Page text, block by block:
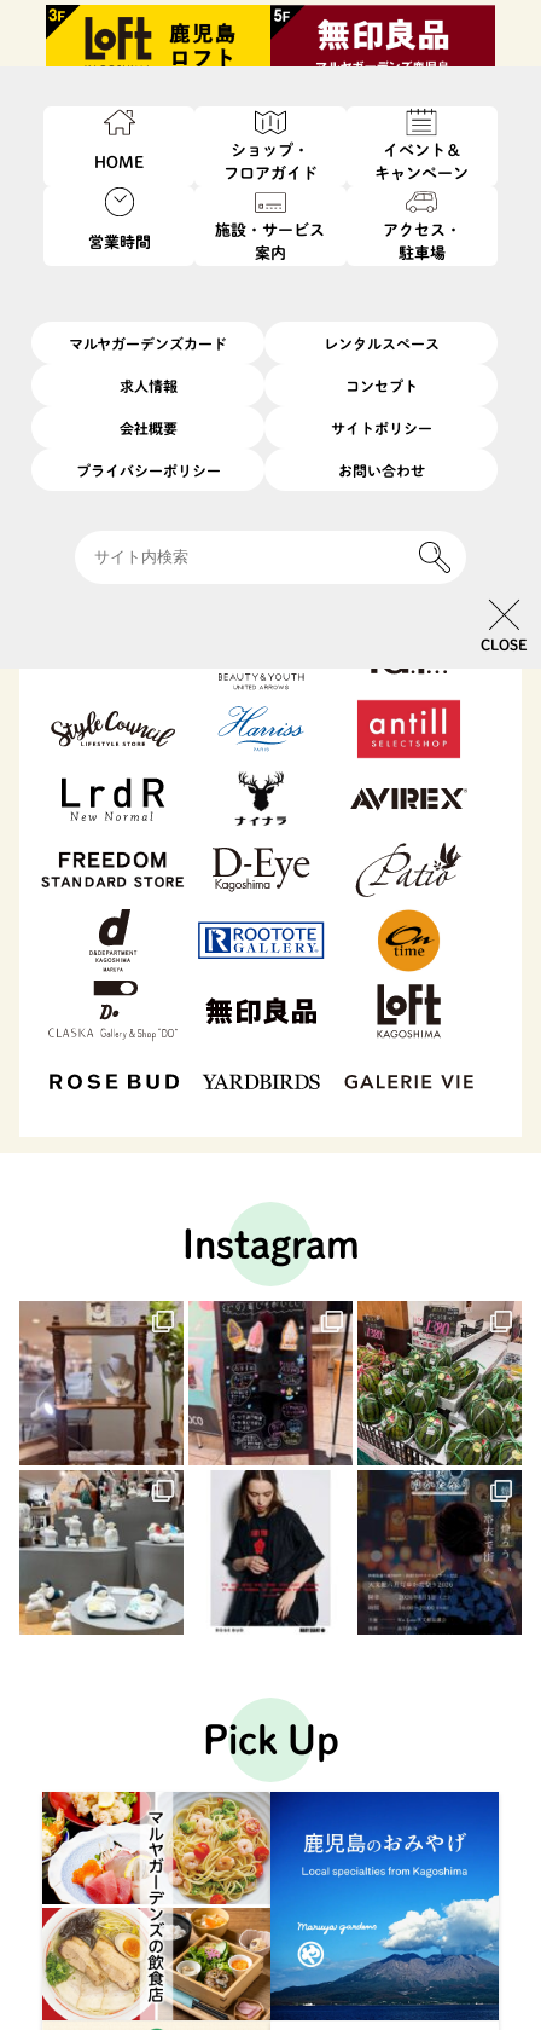
HOME
ショップ・
フロアガイド
イベント＆
キャンペーン
営業時間
施設・サービス
案内
アクセス・
駐車場
マルヤガーデンズカード レンタルスペース
求人情報 コンセプト
会社概要 サイトポリシー
プライバシーポリシー お問い合わせ
CLOSE
Instagram
Pick Up